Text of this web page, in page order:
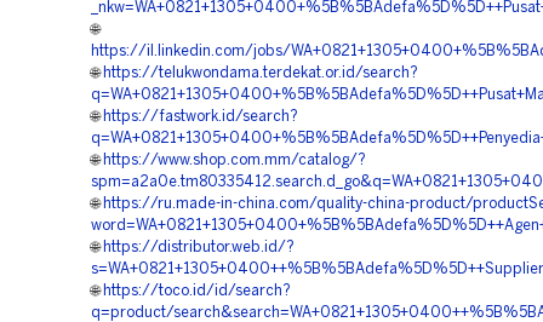
🌐
https://il.linkedin.com/jobs/
🌐 https://telukwondama.terdekat.or.id/search?
🌐 https://fastwork.id/search?
🌐 https://www.shop.com.mm/catalog/?
🌐 https://ru.made-in-china.com/quality-china-product/
🌐 https://distributor.web.id/?
🌐 https://toco.id/id/search?
q=product/